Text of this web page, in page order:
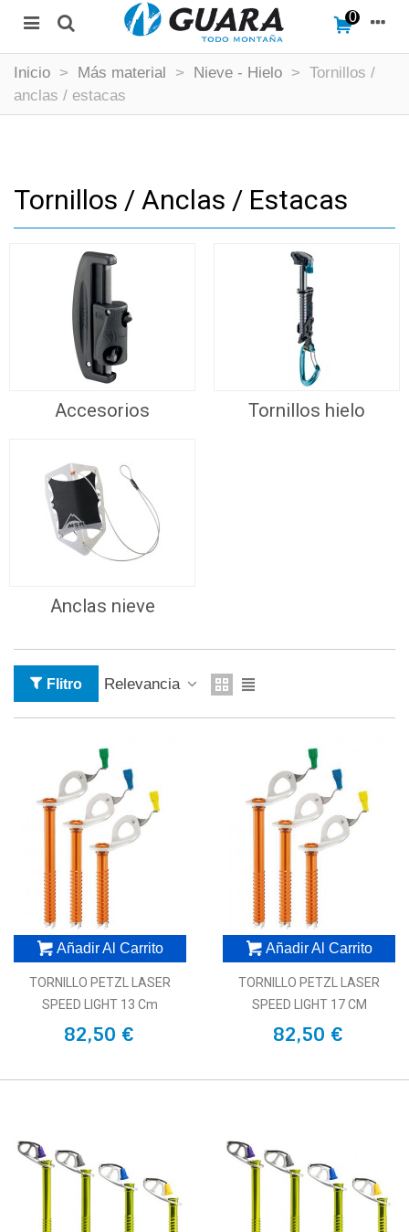
0
Inicio > Más material > Nieve - Hielo > Tornillos /
anclas / estacas
Tornillos / Anclas / Estacas
Accesorios Tornillos hielo
Anclas nieve
Flitro Relevancia
Añadir Al Carrito
TORNILLO PETZL LASER
SPEED LIGHT 13 Cm
82,50 €
Añadir Al Carrito
TORNILLO PETZL LASER
SPEED LIGHT 17 CM
82,50 €